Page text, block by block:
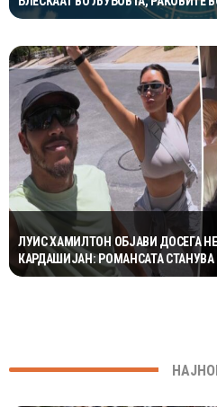
ОДЛИЧЕН ДЕН ЗА ХАРМОНИЈА
ЛУИС ХАМИЛТОН ОБЈАВИ ДОСЕГА
КАРДАШИЈАН: РОМАНСАТА СТАНУВА